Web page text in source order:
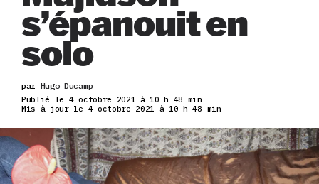
s’épanouit en
solo
par Hugo Ducamp
Publié le 4 octobre 2021 à 10 h 48 min
Mis à jour le 4 octobre 2021 à 10 h 48 min